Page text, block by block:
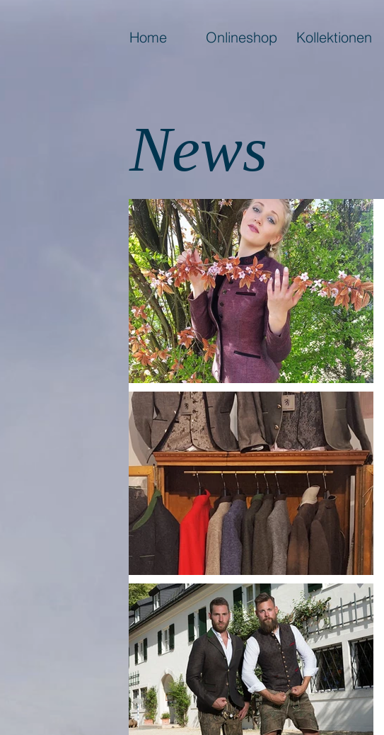
Home Onlineshop Kollektionen
News